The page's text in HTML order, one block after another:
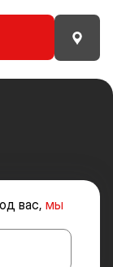
вас, мы
и услуг, не
офертой,
кодекса